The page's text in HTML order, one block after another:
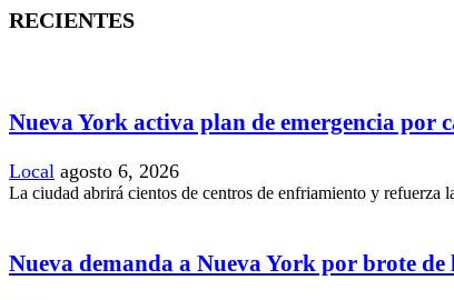
RECIENTES
Nueva York activa plan de emergencia por
Local agosto 6, 2026
La ciudad abrirá cientos de centros de enfriamiento y refuerza
Nueva demanda a Nueva York por brote de